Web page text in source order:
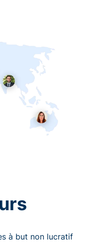
à but non lucratif